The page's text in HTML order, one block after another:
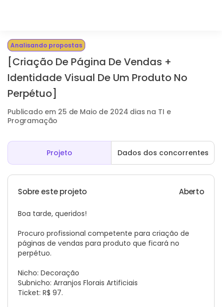
Analisando propostas
[Criação De Página De Vendas +
Identidade Visual De Um Produto No
Perpétuo]
Publicado em 25 de Maio de 2024 dias na TI e
Programação
Projeto Dados dos concorrentes
Sobre este projeto Aberto
Boa tarde, queridos!
Procuro profissional competente para criação de
páginas de vendas para produto que ficará no
perpétuo.
Nicho: Decoração
Subnicho: Arranjos Florais Artificiais
Ticket: R$ 97.